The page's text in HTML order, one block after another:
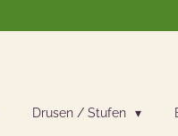
Drusen / Stufen